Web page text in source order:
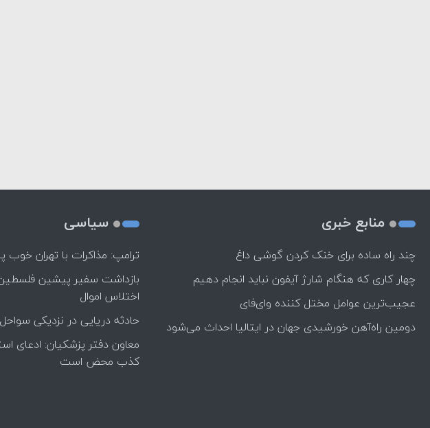
منابع خبری
چند راه‌ ساده برای خنک کردن گوشی داغ
چهار کاری که هنگام شارژ آیفون نباید انجام دهیم
عجیب‌ترین عوامل مختل کننده وای‌فای
دومین راه‌آهن خورشیدی جهان در ایتالیا احداث می‌شود
سیاسی
ترامپ: مذاکرات با تهران
بازداشت سفیر پیشین فلسطین
اختلاس اموال
حادثه دریایی در نزدیکی
معاون دفتر پزشکیان: ادعای
کذب محض است